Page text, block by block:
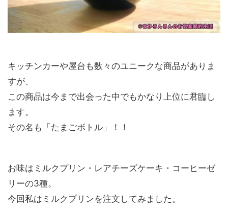
キッチンカーや屋台も数々のユニークな商品がありま
すが、
この商品は今まで出会った中でもかなり上位に君臨し
ます。
その名も「たまごボトル」！！
お味はミルクプリン・レアチーズケーキ・コーヒーゼ
リーの3種。
今回私はミルクプリンを注文してみました。